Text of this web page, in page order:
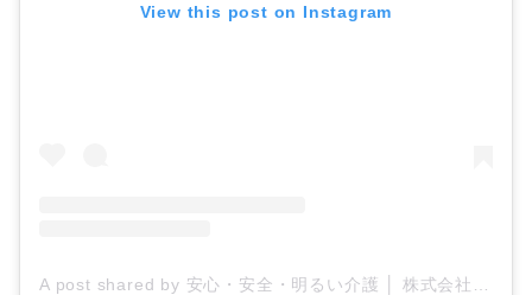
View this post on Instagram